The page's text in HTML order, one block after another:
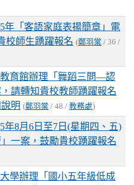
年「客語家庭表揚簡章」電
校師生踴躍報名 (鄭羽棠 / 36 /
育館辦理「舞蹈三問―認
請轉知貴校教師踴躍報名
明 (鄭羽棠 / 48 / 教務處)
年8月6日至7日(星期四、五)
一案，鼓勵貴校踴躍報名
學辦理「國小五年級低成